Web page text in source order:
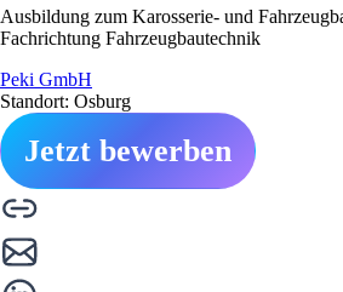
Ausbildung zum Karosserie- und
Fachrichtung Fahrzeugbautechnik
Peki GmbH
Standort: Osburg
Jetzt bewerben